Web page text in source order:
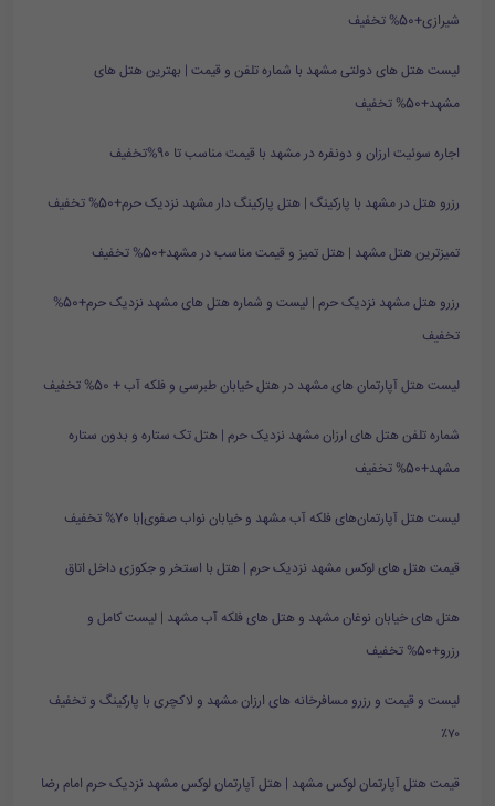
شیرازی+50% تخفیف
لیست هتل های دولتی مشهد با شماره تلفن و قیمت | بهترین هتل های
مشهد+50% تخفیف
اجاره سوئیت ارزان و دونفره در مشهد با قیمت مناسب تا 90%تخفیف
رزرو هتل در مشهد با پارکینگ | هتل پارکینگ دار مشهد نزدیک حرم+50% تخفیف
تمیزترین هتل مشهد | هتل تمیز و قیمت مناسب در مشهد+50% تخفیف
رزرو هتل مشهد نزدیک حرم | لیست و شماره هتل های مشهد نزدیک حرم+50%
تخفیف
لیست هتل آپارتمان های مشهد در هتل خیابان طبرسی و فلکه آب + 50% تخفیف
شماره تلفن هتل های ارزان مشهد نزدیک حرم | هتل تک ستاره و بدون ستاره
مشهد+50% تخفیف
لیست هتل آپارتمان‌های فلکه آب مشهد و خیابان نواب صفوی|با 70% تخفیف
قیمت هتل های لوکس مشهد نزدیک حرم | هتل با استخر و جکوزی داخل اتاق
هتل های خیابان نوغان مشهد و هتل های فلکه آب مشهد | لیست کامل و
رزرو+50% تخفیف
لیست و قیمت و رزرو مسافرخانه های ارزان مشهد و لاکچری با پارکینگ و تخفیف
۷۰٪
قیمت هتل آپارتمان لوکس مشهد | هتل آپارتمان لوکس مشهد نزدیک حرم امام رضا